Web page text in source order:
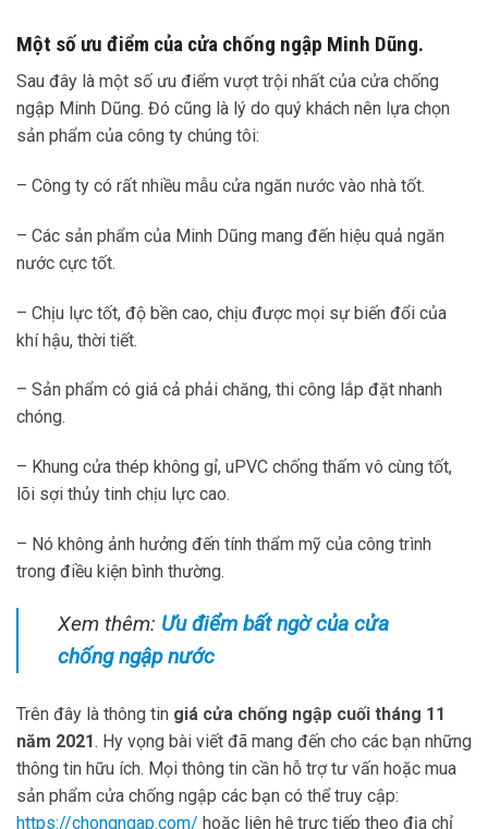
Một số ưu điểm của cửa chống ngập Minh Dũng.
Sau đây là một số ưu điểm vượt trội nhất của cửa chống
ngập Minh Dũng. Đó cũng là lý do quý khách nên lựa chọn
sản phẩm của công ty chúng tôi:
– Công ty có rất nhiều mẫu cửa ngăn nước vào nhà tốt.
– Các sản phẩm của Minh Dũng mang đến hiệu quả ngăn
nước cực tốt.
– Chịu lực tốt, độ bền cao, chịu được mọi sự biến đổi của
khí hậu, thời tiết.
– Sản phẩm có giá cả phải chăng, thi công lắp đặt nhanh
chóng.
– Khung cửa thép không gỉ, uPVC chống thấm vô cùng tốt,
lõi sợi thủy tinh chịu lực cao.
– Nó không ảnh hưởng đến tính thẩm mỹ của công trình
trong điều kiện bình thường.
Xem thêm: Ưu điểm bất ngờ của cửa
chống ngập nước
Trên đây là thông tin giá cửa chống ngập cuối tháng 11
năm 2021. Hy vọng bài viết đã mang đến cho các bạn những
thông tin hữu ích. Mọi thông tin cần hỗ trợ tư vấn hoặc mua
sản phẩm cửa chống ngập các bạn có thể truy cập:
https://chongngap.com/ hoặc liên hệ trực tiếp theo địa chỉ